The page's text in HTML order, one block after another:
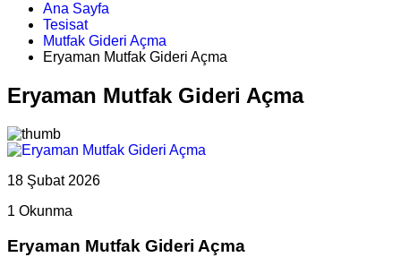
Ana Sayfa
Tesisat
Mutfak Gideri Açma
Eryaman Mutfak Gideri Açma
Eryaman Mutfak Gideri Açma
18 Şubat 2026
1 Okunma
Eryaman Mutfak Gideri Açma